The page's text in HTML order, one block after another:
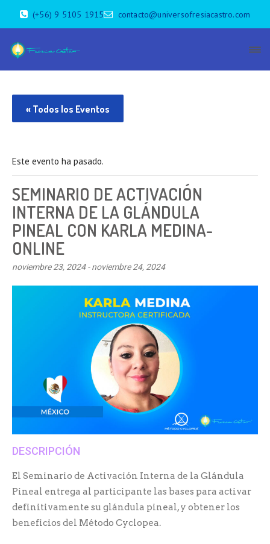
(+56) 9 5105 1915 contacto@universofresiacastro.com
« Todos los Eventos
Este evento ha pasado.
SEMINARIO DE ACTIVACIÓN
INTERNA DE LA GLÁNDULA
PINEAL CON KARLA MEDINA-
ONLINE
noviembre 23, 2024-noviembre 24, 2024
DESCRIPCIÓN
El Seminario de Activación Interna de la Glándula
Pineal entrega al participante las bases para activar
definitivamente su glándula pineal, y obtener los
beneficios del Método Cyclopea.